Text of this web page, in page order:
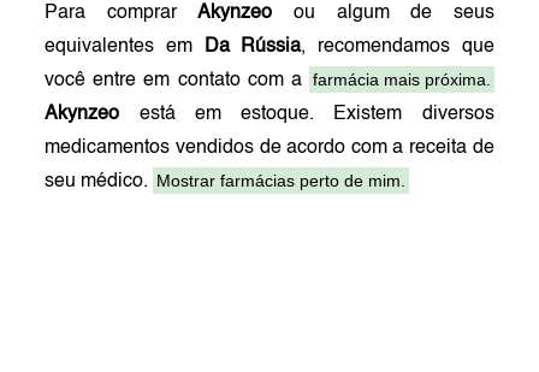
Para comprarAkynzeo ou algum de seus
equivalentes em
Da Rússia, recomendamos que
você entre em contato com a farmácia mais próxima.
Akynzeo está em estoque. Existem diversos
medicamentos vendidos de acordo com a receita de
seu médico. Mostrar farmácias perto de mim.